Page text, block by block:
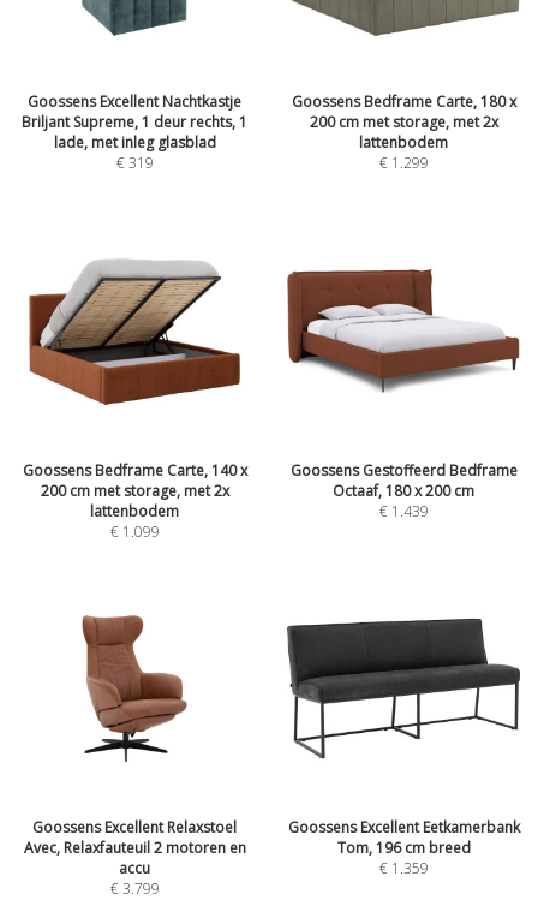
Goossens Excellent Nachtkastje
Briljant Supreme, 1 deur rechts, 1
lade, met inleg glasblad
€319
Goossens Bedframe Carte, 180 x
200 cm met storage, met 2x
lattenbodem
€ 1.299
Goossens Bedframe Carte, 140 x
200 cm met storage, met 2x
lattenbodem
€ 1.099
Goossens Gestoffeerd Bedframe
Octaaf, 180 x 200 cm
€ 1.439
Goossens Excellent Relaxstoel
Avec, Relaxfauteuil 2 motoren en
accu
€3.799
Goossens Excellent Eetkamerbank
Tom, 196 cm breed
€ 1.359